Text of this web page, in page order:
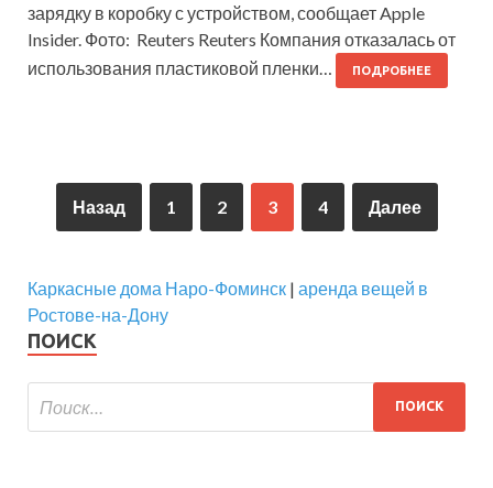
зарядку в коробку с устройством, сообщает Apple
Insider. Фото: Reuters Reuters Компания отказалась от
использования пластиковой пленки…
ПОДРОБНЕЕ
Назад 1 2 3 4 Далее
Каркасные дома Наро-Фоминск | аренда вещей в
Ростове-на-Дону
ПОИСК